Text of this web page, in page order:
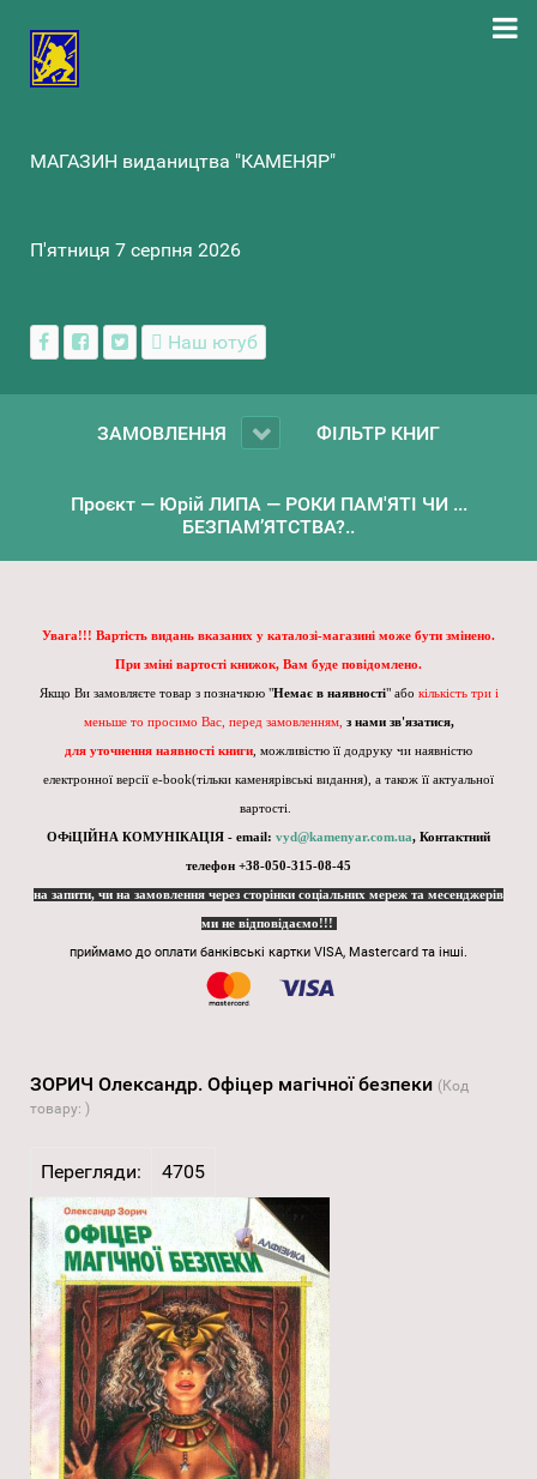
МАГАЗИН видаництва "КАМЕНЯР"
П'ятниця 7 серпня 2026
Наш ютуб
ЗАМОВЛЕННЯ ФІЛЬТР КНИГ
Проєкт — Юрій ЛИПА — РОКИ ПАМ'ЯТІ ЧИ ...
БЕЗПАМ’ЯТСТВА?..
Увага!!! Вартість видань вказаних у каталозі-магазині може бути змінено.
При зміні вартості книжок, Вам буде повідомлено.
Якщо Ви замовляєте товар з позначкою "Немає в наявності" або кількість три і
меньше то просимо Вас, перед замовленням, з нами зв'язатися,
для уточнення наявності книги , можливістю її додруку чи наявністю
електронної версії e-book(тільки каменярівські видання), а також її актуальної
вартості.
ОФіЦІЙНА КОМУНІКАЦІЯ - email: vyd@kamenyar.com.ua, Контактний
телефон +38-050-315-08-45
на запити, чи на замовлення через сторінки соціальних мереж та месенджерів
ми не відповідаємо!!!
приймамо до оплати банківські картки VISA, Mastercard та інші.
ЗОРИЧ Олександр. Офіцер магічної безпеки (Код
товару: )
Перегляди: 4705